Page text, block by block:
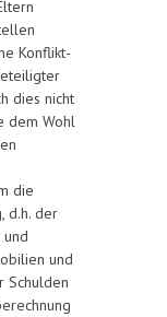
Konflikt-
dies nicht
dem Wohl
die
d.h. der
und
Schulden